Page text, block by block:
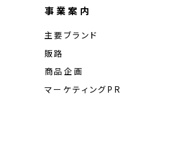
事業案内
主要ブランド
販路
商品企画
マーケティングPR